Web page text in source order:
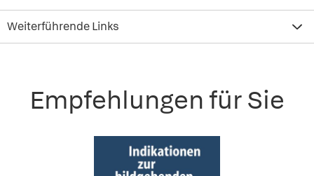
Weiterführende Links
Empfehlungen für Sie